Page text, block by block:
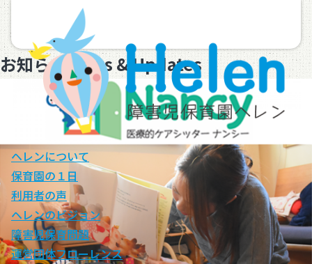
ヘレンについて
保育園の１日
利用者の声
ヘレンのビジョン
障害児保育問題
運営団体フローレンス
お知らせ News & Updates